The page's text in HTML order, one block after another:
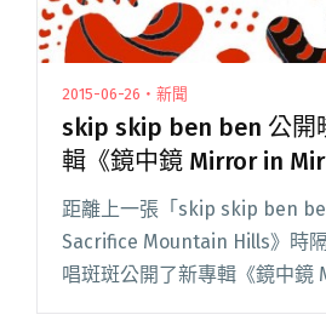
2015-06-26・新聞
skip skip ben ben 公開
輯《鏡中鏡 Mirror in
距離上一張「skip skip ben
Sacrifice Mountain Hills》時
唱斑斑公開了新專輯《鏡中鏡